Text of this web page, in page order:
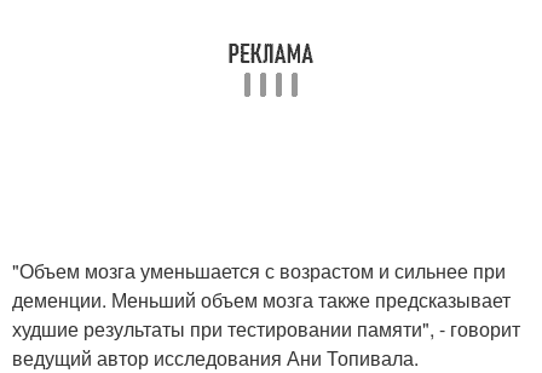
"Объем мозга уменьшается с возрастом и сильнее при
деменции. Меньший объем мозга также предсказывает
худшие результаты при тестировании памяти", - говорит
ведущий автор исследования Ани Топивала.